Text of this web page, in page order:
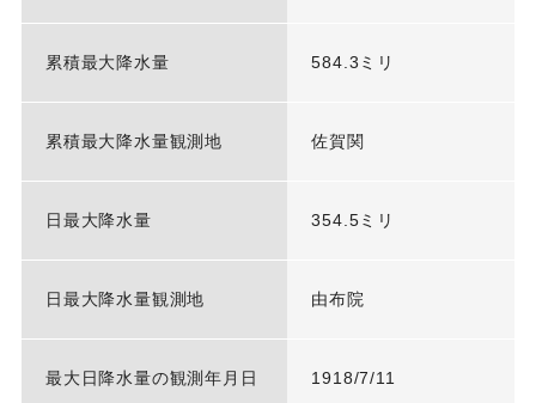
累積最大降水量 584.3ミリ
累積最大降水量観測地 佐賀関
日最大降水量 354.5ミリ
日最大降水量観測地 由布院
最大日降水量の観測年月日 1918/7/11